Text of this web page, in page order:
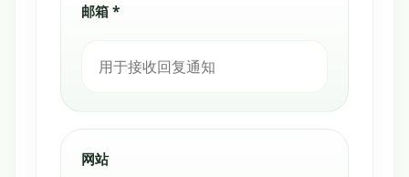
邮箱 *
网站